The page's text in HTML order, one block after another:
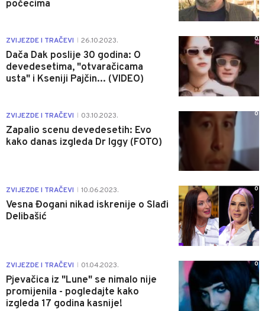
počecima
ZVIJEZDE I TRAČEVI 26.10.2023.
Dača Dak poslije 30 godina: O
devedesetima, "otvaračicama
usta" i Kseniji Pajčin... (VIDEO)
0
ZVIJEZDE I TRAČEVI 03.10.2023.
Zapalio scenu devedesetih: Evo
kako danas izgleda Dr Iggy (FOTO)
0
ZVIJEZDE I TRAČEVI 10.06.2023.
Vesna Đogani nikad iskrenije o Slađi
Delibašić
0
ZVIJEZDE I TRAČEVI 01.04.2023.
Pjevačica iz "Lune" se nimalo nije
promijenila - pogledajte kako
izgleda 17 godina kasnije!
0